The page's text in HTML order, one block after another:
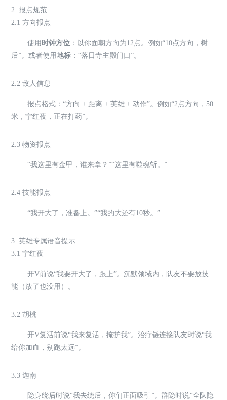
2. 报点规范
2.1 方向报点
使用 时钟方位 ：以你面朝方向为12点。例如“10点方向，树
后”。或者使用地标 ：“落日寺主殿门口”。
2.2 敌人信息
报点格式：“方向 + 距离 + 英雄 + 动作”。例如“2点方向，50
米，宁红夜，正在打药”。
2.3 物资报点
“我这里有金甲，谁来拿？”“这里有噬魂斩。”
2.4 技能报点
“我开大了，准备上。”“我的大还有10秒。”
3. 英雄专属语音提示
3.1 宁红夜
开V前说“我要开大了，跟上”。沉默领域内，队友不要放技
能（放了也没用）。
3.2 胡桃
开V复活前说“我来复活，掩护我”。治疗链连接队友时说“我
给你加血，别跑太远”。
3.3 迦南
隐身绕后时说“我去绕后，你们正面吸引”。群隐时说“全队隐